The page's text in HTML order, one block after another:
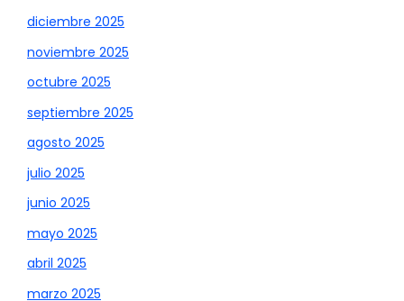
diciembre 2025
noviembre 2025
octubre 2025
septiembre 2025
agosto 2025
julio 2025
junio 2025
mayo 2025
abril 2025
marzo 2025